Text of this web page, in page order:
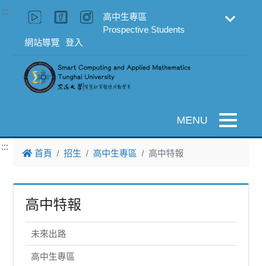
:::
高中生專區
Prospective Students
網站導覽 登入
Toggle
:::
首頁 招生 高中生專區 高中特報
高中特報
未來出路
高中生專區